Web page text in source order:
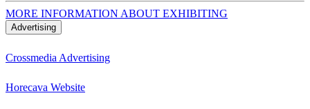
MORE INFORMATION ABOUT EXHIBITING
Advertising
Crossmedia Advertising
Horecava Website